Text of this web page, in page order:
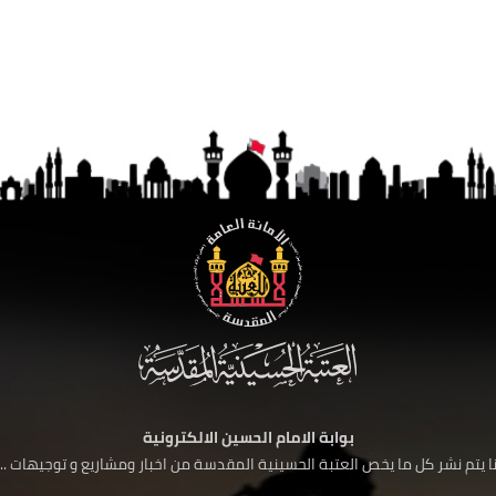
بوابة الامام الحسين الالكترونية
يتم نشر كل ما يخص العتبة الحسينية المقدسة من اخبار ومشاريع و توجيهات